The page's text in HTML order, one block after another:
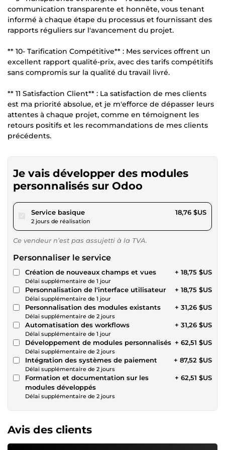
communication transparente et honnête, vous tenant
informé à chaque étape du processus et fournissant des
rapports réguliers sur l'avancement du projet.
** 10- Tarification Compétitive** : Mes services offrent un
excellent rapport qualité-prix, avec des tarifs compétitifs
sans compromis sur la qualité du travail livré.
** 11 Satisfaction Client** : La satisfaction de mes clients
est ma priorité absolue, et je m'efforce de dépasser leurs
attentes à chaque projet, comme en témoignent les
retours positifs et les recommandations de mes clients
précédents.
Je vais développer des modules
personnalisés sur Odoo
Service basiquepour 17,28 $US
2 jours de réalisation
18,76 $US
Ce vendeur n’est pas assujetti à la TVA.
Personnaliser le service
Création de nouveaux champs et vues
Délai supplémentaire de 1 jour
+ 18,75 $US
Personnalisation de l'interface utilisateur
Délai supplémentaire de 1 jour
+ 18,75 $US
Personnalisation des modules existants
Délai supplémentaire de 2 jours
+ 31,26 $US
Automatisation des workflows
Délai supplémentaire de 1 jour
+ 31,26 $US
Développement de modules personnalisés
Délai supplémentaire de 2 jours
+ 62,51 $US
Intégration des systèmes de paiement
Délai supplémentaire de 2 jours
+ 87,52 $US
Formation et documentation sur les
modules développés
Délai supplémentaire de 2 jours
+ 62,51 $US
Avis des clients